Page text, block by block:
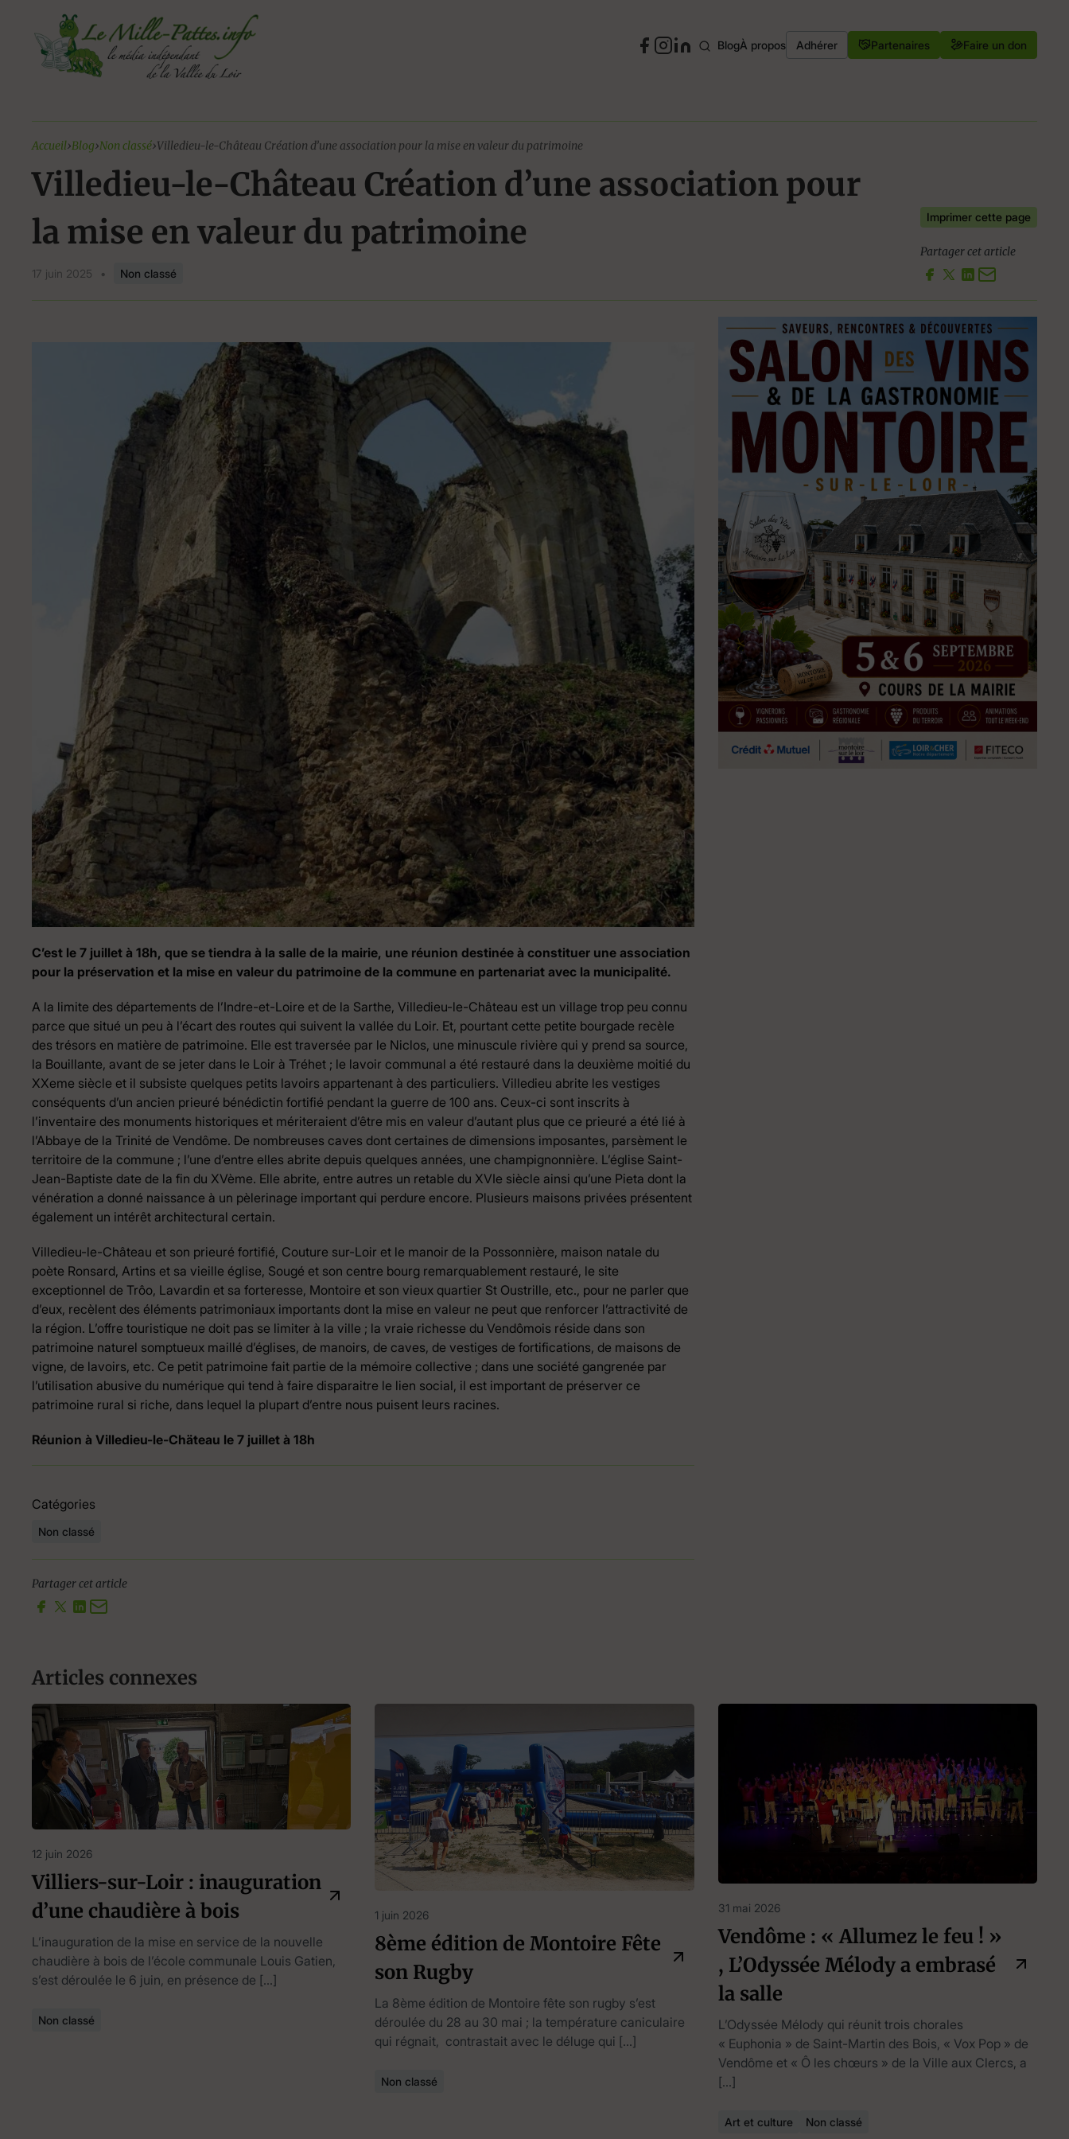
contenu
BlogÀ propos Adhérer Partenaires Faire un don
Accueil›Blog›Non classé›Villedieu-le-Château Création d’une association pour la mise en valeur du patrimoine
Villedieu-le-Château Création d’une association pour
la mise en valeur du patrimoine
17 juin 2025 • Non classé
Imprimer cette page
Partager cet article
C’est le 7 juillet à 18h, que se tiendra à la salle de la mairie, une réunion destinée à constituer une association
pour la préservation et la mise en valeur du patrimoine de la commune en partenariat avec la municipalité.
A la limite des départements de l’Indre-et-Loire et de la Sarthe, Villedieu-le-Château est un village trop peu connu
parce que situé un peu à l’écart des routes qui suivent la vallée du Loir. Et, pourtant cette petite bourgade recèle
des trésors en matière de patrimoine. Elle est traversée par le Niclos, une minuscule rivière qui y prend sa source,
la Bouillante, avant de se jeter dans le Loir à Tréhet ; le lavoir communal a été restauré dans la deuxième moitié du
XXeme siècle et il subsiste quelques petits lavoirs appartenant à des particuliers. Villedieu abrite les vestiges
conséquents d’un ancien prieuré bénédictin fortifié pendant la guerre de 100 ans. Ceux-ci sont inscrits à
l’inventaire des monuments historiques et mériteraient d’être mis en valeur d’autant plus que ce prieuré a été lié à
l’Abbaye de la Trinité de Vendôme. De nombreuses caves dont certaines de dimensions imposantes, parsèment le
territoire de la commune ; l’une d’entre elles abrite depuis quelques années, une champignonnière. L’église Saint-
Jean-Baptiste date de la fin du XVème. Elle abrite, entre autres un retable du XVIe siècle ainsi qu’une Pieta dont la
vénération a donné naissance à un pèlerinage important qui perdure encore. Plusieurs maisons privées présentent
également un intérêt architectural certain.
Villedieu-le-Château et son prieuré fortifié, Couture sur-Loir et le manoir de la Possonnière, maison natale du
poète Ronsard, Artins et sa vieille église, Sougé et son centre bourg remarquablement restauré, le site
exceptionnel de Trôo, Lavardin et sa forteresse, Montoire et son vieux quartier St Oustrille, etc., pour ne parler que
d’eux, recèlent des éléments patrimoniaux importants dont la mise en valeur ne peut que renforcer l’attractivité de
la région. L’offre touristique ne doit pas se limiter à la ville ; la vraie richesse du Vendômois réside dans son
patrimoine naturel somptueux maillé d’églises, de manoirs, de caves, de vestiges de fortifications, de maisons de
vigne, de lavoirs, etc. Ce petit patrimoine fait partie de la mémoire collective ; dans une société gangrenée par
l’utilisation abusive du numérique qui tend à faire disparaitre le lien social, il est important de préserver ce
patrimoine rural si riche, dans lequel la plupart d’entre nous puisent leurs racines.
Réunion à Villedieu-le-Chäteau le 7 juillet à 18h
Catégories
Non classé
Partager cet article
Articles connexes
12 juin 2026
Villiers-sur-Loir : inauguration
d’une chaudière à bois
L’inauguration de la mise en service de la nouvelle
chaudière à bois de l’école communale Louis Gatien,
s’est déroulée le 6 juin, en présence de […]
Non classé
1 juin 2026
8ème édition de Montoire Fête
son Rugby
La 8ème édition de Montoire fête son rugby s’est
déroulée du 28 au 30 mai ; la température caniculaire
qui régnait, contrastait avec le déluge qui […]
Non classé
31 mai 2026
Vendôme : « Allumez le feu ! »
, L’Odyssée Mélody a embrasé
la salle
L’Odyssée Mélody qui réunit trois chorales
« Euphonia » de Saint-Martin des Bois, « Vox Pop » de
Vendôme et « Ô les chœurs » de la Ville aux Clercs, a
[…]
Art et culture Non classé